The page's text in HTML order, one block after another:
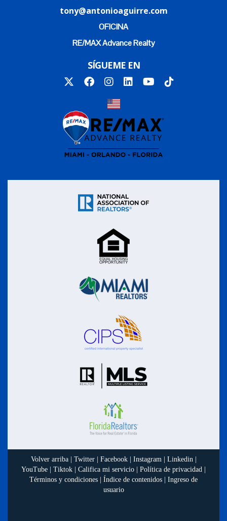
tony@antonioaguirre.com
OFICINA
RE/MAX Advance Realty
SÍGUEME EN
Volver arriba| Twitter| Facebook| Instagram| Linkedin|
YouTube
Tiktok Califica mi servicio Política de privacidad
Términos y condiciones
Índice de contenidos
Ingreso de
usuario